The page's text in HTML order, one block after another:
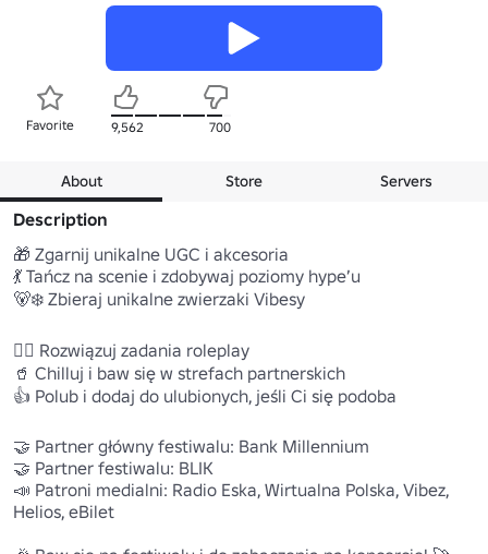
Favorite 9,562 700
About Store Servers
Description
🎁 Zgarnij unikalne UGC i akcesoria
💃 Tańcz na scenie i zdobywaj poziomy hype’u
🐻‍❄️ Zbieraj unikalne zwierzaki Vibesy
🕵️‍♀️ Rozwiązuj zadania roleplay
🥤 Chilluj i baw się w strefach partnerskich
👍 Polub i dodaj do ulubionych, jeśli Ci się podoba
🤝 Partner główny festiwalu: Bank Millennium
🤝 Partner festiwalu: BLIK
📣 Patroni medialni: Radio Eska, Wirtualna Polska, Vibez,
Helios, eBilet